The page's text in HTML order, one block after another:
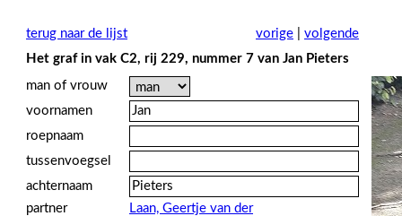
terug naar de lijst vorige
volgende
Het graf in vak C2, rij 229, nummer 7 van Jan Pieters
man of vrouw
voornamen
roepnaam
tussenvoegsel
achternaam
partner
Laan, Geertje van der